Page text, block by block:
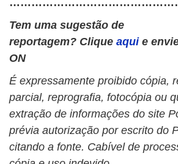
Tem uma sugestão de
reportagem? Clique aqui e
ON
É expressamente proibido cópia,
parcial, reprografia, fotocópia ou
extração de informações do site
prévia autorização por escrito do
citando a fonte. Cabível de